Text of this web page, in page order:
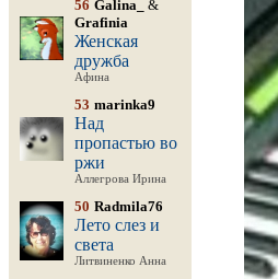
56 Galina_
&
Grafinia
Женская
дружба
Афина
53 marinka9
Над
пропастью во
ржи
Аллегрова Ирина
50 Radmila76
Лето слез и
света
Литвиненко Анна